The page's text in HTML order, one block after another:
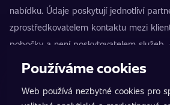
nabídku. Údaje poskytují jednotliví
zprostředkovatelem kontaktu mezi
pobočky a není poskytovatelem služeb.
registrovaná ochranná známka Petra
nezpůsobilosti vozidla k provozu na
Používáme cookies
Web používá nezbytné cookies pro